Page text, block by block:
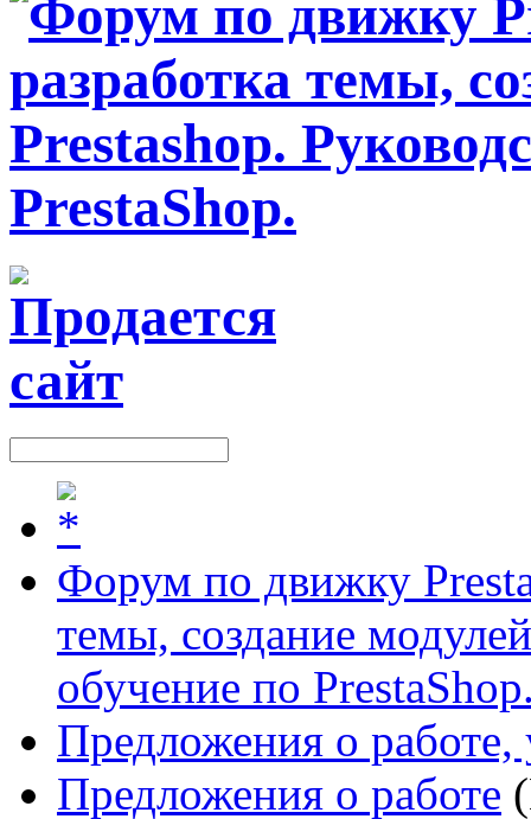
Форум по движку
темы, создание
обучение по
Предложения о
Предложения о работе